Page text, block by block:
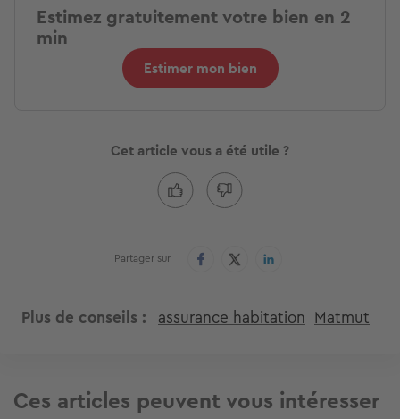
Estimez gratuitement votre bien en 2
min
Estimer mon bien
Cet article vous a été utile ?
Partager sur
Plus de conseils assurance habitation Matmut
Ces articles peuvent vous intéresser